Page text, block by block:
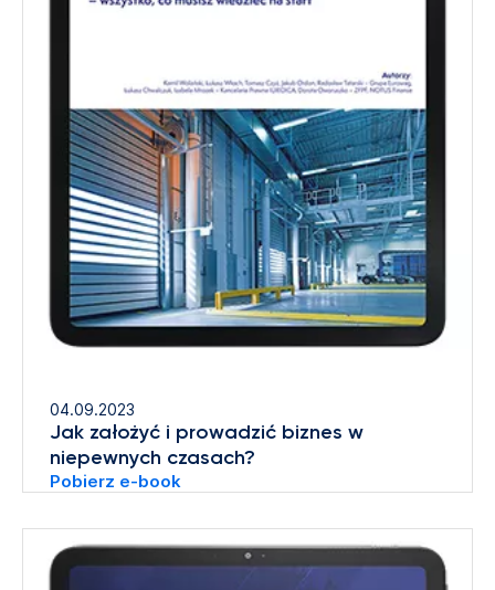
04.09.2023
Jak założyć i prowadzić biznes w
niepewnych czasach?
Pobierz e-book